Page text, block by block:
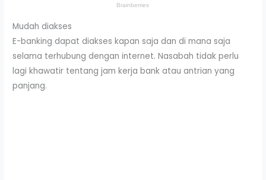
Mudah diakses
E-banking dapat diakses kapan saja dan di mana saja
selama terhubung dengan internet. Nasabah tidak perlu
lagi khawatir tentang jam kerja bank atau antrian yang
panjang.